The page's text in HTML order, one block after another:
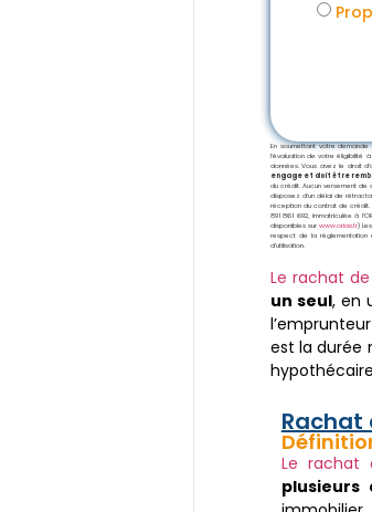
En soumettant votre
l’évaluation de votre éligibilité
données. Vous avez le droit
engage et doit être
du crédit. Aucun versement de
disposez d’un délai de
réception du contrat de
891 861 692, immatriculée à
disponibles sur www.orias.fr)
respect de la réglementation
d’utilisation.
Le rachat
un seul, en
est la durée
Le rachat